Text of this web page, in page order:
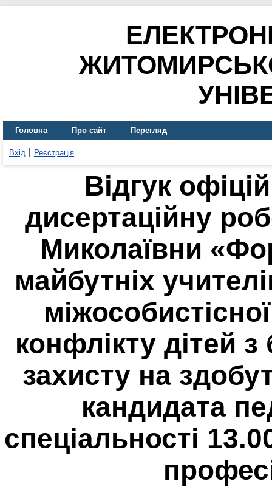
Головна Про сайт Перегляд
Вхід Реєстрація
Відгук
дисертаційну
Миколаївни
майбутніх
конфлікту дітей
захисту на
кандидата
спеціальності